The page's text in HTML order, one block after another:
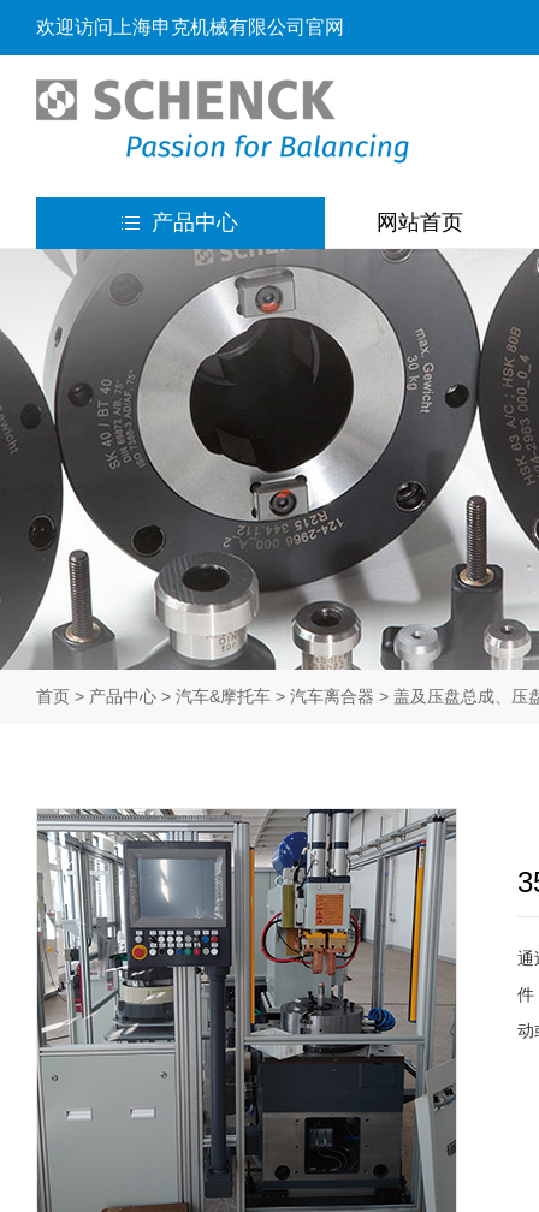
欢迎访问上海申克机械有限公司官网
产品中心 网站首页
首页> 产品中心> 汽车&摩托车> 汽车离合器 > 盖及压盘总成、压
通
件
动